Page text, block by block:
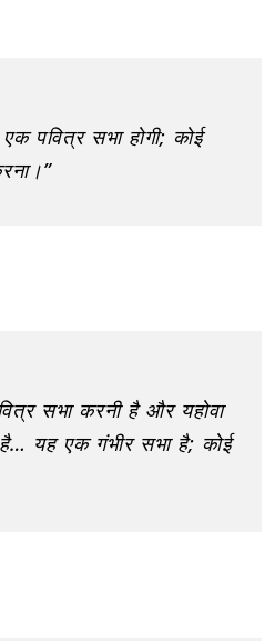
पवित्र सभा होगी; कोई
सभा करनी है और यहोवा
है… यह एक गंभीर सभा है; कोई